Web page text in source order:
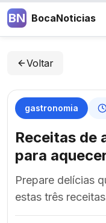
BN BocaNoticias
Voltar
gastronomia
Receitas de
para
Prepare delícias
estas três